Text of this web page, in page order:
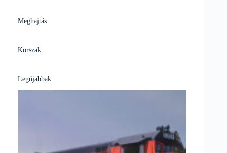
Meghajtás
Korszak
Legújabbak